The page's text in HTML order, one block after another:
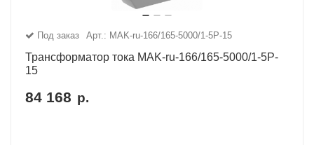
Под заказ Арт.: MAK-ru-166/165-5000/1-5P-15
Трансформатор тока MAK-ru-166/165-5000/1-5P-
15
84 168 р.